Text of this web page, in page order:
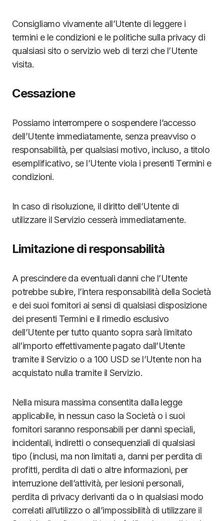
Consigliamo vivamente all’Utente di leggere i
termini e le condizioni e le politiche sulla privacy di
qualsiasi sito o servizio web di terzi che l’Utente
visita.
Cessazione
Possiamo interrompere o sospendere l’accesso
dell’Utente immediatamente, senza preavviso o
responsabilità, per qualsiasi motivo, incluso, a titolo
esemplificativo, se l’Utente viola i presenti Termini e
condizioni.
In caso di risoluzione, il diritto dell’Utente di
utilizzare il Servizio cesserà immediatamente.
Limitazione di responsabilità
A prescindere da eventuali danni che l’Utente
potrebbe subire, l’intera responsabilità della Società
e dei suoi fornitori ai sensi di qualsiasi disposizione
dei presenti Termini e il rimedio esclusivo
dell’Utente per tutto quanto sopra sarà limitato
all’importo effettivamente pagato dall’Utente
tramite il Servizio o a 100 USD se l’Utente non ha
acquistato nulla tramite il Servizio.
Nella misura massima consentita dalla legge
applicabile, in nessun caso la Società o i suoi
fornitori saranno responsabili per danni speciali,
incidentali, indiretti o consequenziali di qualsiasi
tipo (inclusi, ma non limitati a, danni per perdita di
profitti, perdita di dati o altre informazioni, per
interruzione dell’attività, per lesioni personali,
perdita di privacy derivanti da o in qualsiasi modo
correlati all’utilizzo o all’impossibilità di utilizzare il